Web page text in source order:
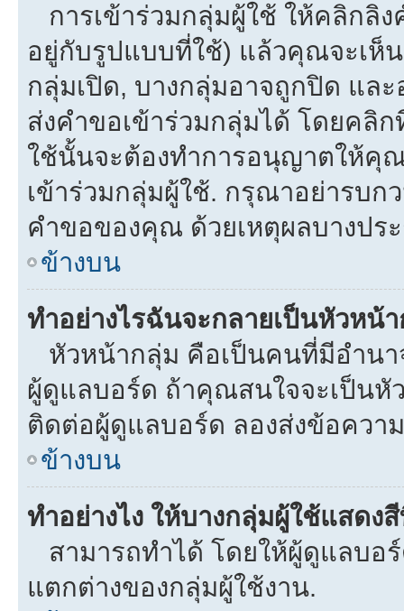
การเข้าร่วมกลุ่มผู้ใช้ ให้คลิกลิ
อยู่กับรูปแบบที่ใช้) แล้วคุณจะเห็
กลุ่มเปิด, บางกลุ่มอาจถูกปิด แล
ส่งคำขอเข้าร่วมกลุ่มได้ โดยคลิ
ใช้นั้นจะต้องทำการอนุญาตให้คุณ
เข้าร่วมกลุ่มผู้ใช้. กรุณาอย่ารบก
คำขอของคุณ ด้วยเหตุผลบางปร
ข้างบน
ทำอย่างไรฉันจะกลายเป็นหัวหน้
หัวหน้ากลุ่ม คือเป็นคนที่มีอำนา
ผู้ดูแลบอร์ด ถ้าคุณสนใจจะเป็น
ติดต่อผู้ดูแลบอร์ด ลองส่งข้อควา
ข้างบน
ทำอย่างไง ให้บางกลุ่มผู้ใช้แสดง
สามารถทำได้ โดยให้ผู้ดูแลบอ
แตกต่างของกลุ่มผู้ใช้งาน.